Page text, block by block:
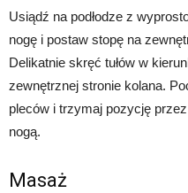
Usiądź na podłodze z
nogę i postaw stopę na
Delikatnie skręć tułów w
zewnętrznej stronie kolana.
pleców i trzymaj pozycję
nogą.
Masaż